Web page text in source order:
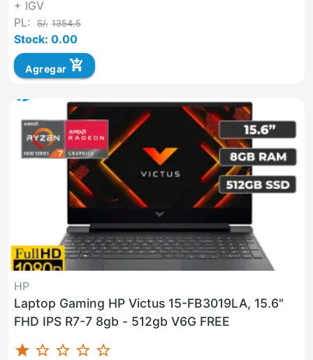
+ IGV
PL:
S/. 1354.5
Stock: 0.00
Agregar add_shopping_cart
HP
Laptop Gaming HP Victus 15-FB3019LA, 15.6"
FHD IPS R7-7 8gb - 512gb V6G FREE
star star_border star_border star_border star_border